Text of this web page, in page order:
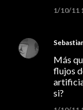
1/10/11
Más
flujos
si?